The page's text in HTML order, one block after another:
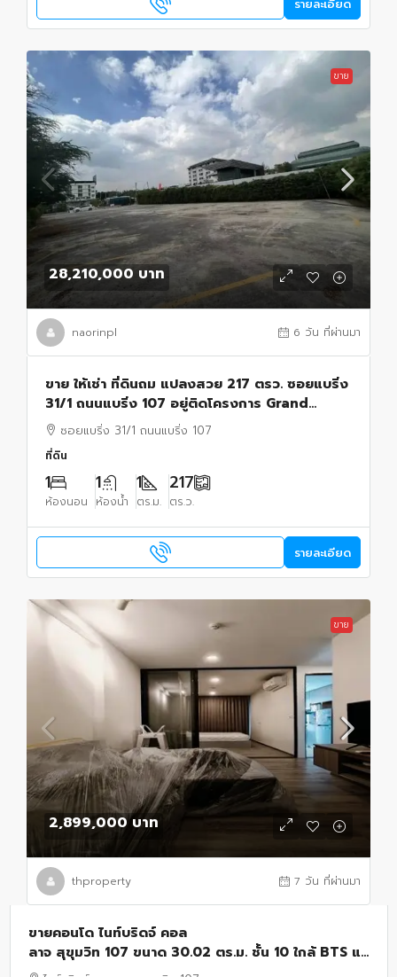
รายละเอียด
ขาย
28,210,000 บาท
naorinpl 6 วัน ที่ผ่านมา
ขาย ให้เช่า ที่ดินถม แปลงสวย 217 ตรว. ซอยแบริ่ง
31/1 ถนนแบริ่ง 107 อยู่ติดโครงการ Grand
Bangkok Boulevard พร้อมทำบ้าน กิจการ หรือ
ลงทุน
ซอยแบริ่ง 31/1 ถนนแบริ่ง 107
ที่ดิน
1
ห้องนอน
1
ห้องน้ำ
1
ตร.ม.
217
ตร.ว.
รายละเอียด
ขาย
2,899,000 บาท
thproperty 7 วัน ที่ผ่านมา
ขายคอนโด ไนท์บริดจ์ คอล
ลาจ สุขุมวิท 107 ขนาด 30.02 ตร.ม. ชั้น 10 ใกล้ BTS แบ
ริ่ง แต่งครบระบบ Smart Home Automation